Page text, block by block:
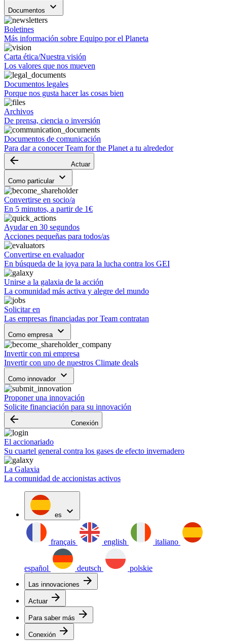
Documentos keyboard_arrow_down
Boletines
Más información sobre Equipo por el Planeta
Carta ética/Nuestra visión
Los valores que nos mueven
Documentos legales
Porque nos gusta hacer las cosas bien
Archivos
De prensa, ciencia o inversión
Documentos de comunicación
Para dar a conocer Team for the Planet a tu alrededor
arrow_backward Actuar
Como particular keyboard_arrow_down
Convertirse en socio/a
En 5 minutos, a partir de 1€
Ayudar en 30 segundos
Acciones pequeñas para todos/as
Convertirse en evaluador
En búsqueda de la joya para la lucha contra los GEI
Unirse a la galaxia de la acción
La comunidad más activa y alegre del mundo
Solicitar en
Las empresas financiadas por Team contratan
Como empresa keyboard_arrow_down
Invertir con mi empresa
Invertir con uno de nuestros Climate deals
Como innovador keyboard_arrow_down
Proponer una innovación
Solicite financiación para su innovación
arrow_backward Conexión
El accionariado
Su cuartel general contra los gases de efecto invernadero
La Galaxia
La comunidad de accionistas activos
es expand_more
français english italiano
español deutsch polskie
Las innovaciones arrow_forward
Actuar arrow_forward
Para saber más arrow_forward
Conexión arrow_forward